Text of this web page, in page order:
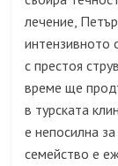
лечение,
интензивното
с престоя
време ще
в турската
е непосилна
семейство е